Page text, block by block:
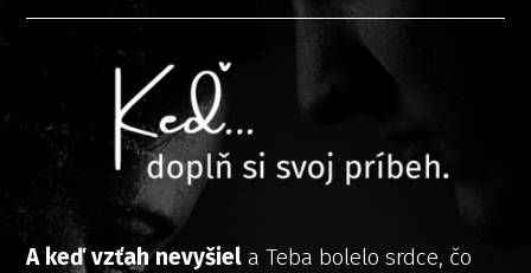
A keď vzťah nevyšiel a Teba bolelo srdce, čo